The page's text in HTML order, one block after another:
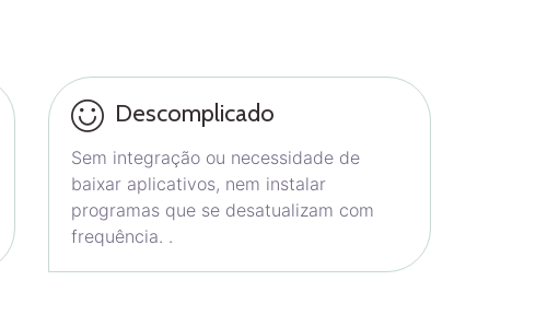
Descomplicado
Sem integração ou necessidade de
baixar aplicativos, nem instalar
programas que se desatualizam com
frequência. .